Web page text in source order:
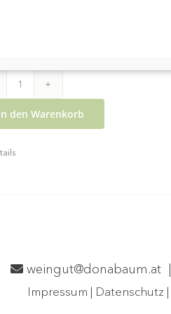
Riesling
den Warenkorb
weingut@donabaum.at
Impressum | Datenschutz |